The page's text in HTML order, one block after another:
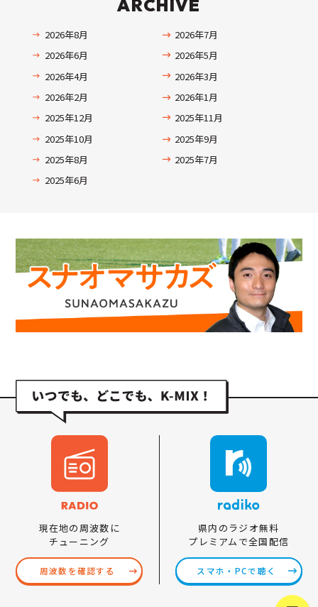
ARCHIVE
2026年8月
2026年7月
2026年6月
2026年5月
2026年4月
2026年3月
2026年2月
2026年1月
2025年12月
2025年11月
2025年10月
2025年9月
2025年8月
2025年7月
2025年6月
現在地の周波数に
チューニング
周波数を確認する
県内のラジオ無料
プレミアムで全国配信
スマホ・PCで聴く